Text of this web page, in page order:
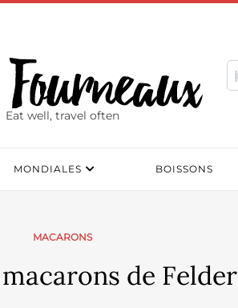
Eat well, travel often
MONDIALES BOISSONS
MACARONS
de Felder